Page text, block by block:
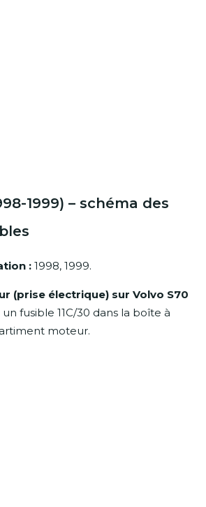
1999) – schéma des
: 1998, 1999.
(prise électrique) sur Volvo S70
un fusible 11C/30 dans la boîte à
moteur.